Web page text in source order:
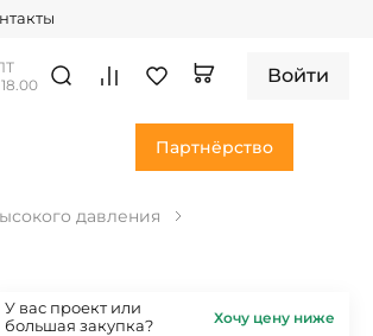
Войти
Партнёрство
давления
У вас проект или
большая закупка?
Хочу цену ниже